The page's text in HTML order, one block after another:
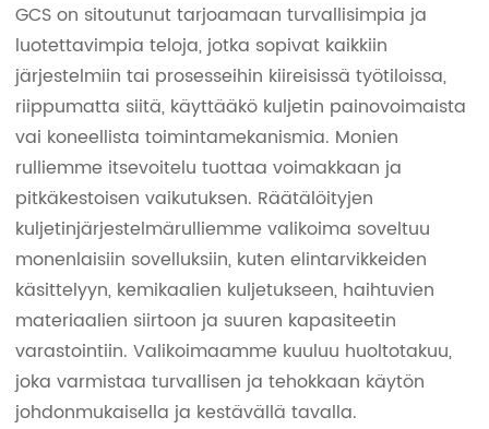
GCS on sitoutunut tarjoamaan turvallisimpia ja
luotettavimpia teloja, jotka sopivat kaikkiin
järjestelmiin tai prosesseihin kiireisissä työtiloissa,
riippumatta siitä, käyttääkö kuljetin painovoimaista
vai koneellista toimintamekanismia. Monien
rulliemme itsevoitelu tuottaa voimakkaan ja
pitkäkestoisen vaikutuksen. Räätälöityjen
kuljetinjärjestelmärulliemme valikoima soveltuu
monenlaisiin sovelluksiin, kuten elintarvikkeiden
käsittelyyn, kemikaalien kuljetukseen, haihtuvien
materiaalien siirtoon ja suuren kapasiteetin
varastointiin. Valikoimaamme kuuluu huoltotakuu,
joka varmistaa turvallisen ja tehokkaan käytön
johdonmukaisella ja kestävällä tavalla.